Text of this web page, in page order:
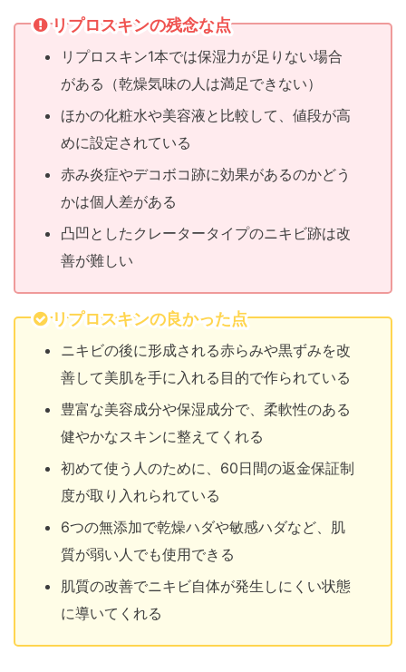
リプロスキンの残念な点
リプロスキン1本では保湿力が足りない場合
がある（乾燥気味の人は満足できない）
ほかの化粧水や美容液と比較して、値段が高
めに設定されている
赤み炎症やデコボコ跡に効果があるのかどう
かは個人差がある
凸凹としたクレータータイプのニキビ跡は改
善が難しい
リプロスキンの良かった点
ニキビの後に形成される赤らみや黒ずみを改
善して美肌を手に入れる目的で作られている
豊富な美容成分や保湿成分で、柔軟性のある
健やかなスキンに整えてくれる
初めて使う人のために、60日間の返金保証制
度が取り入れられている
6つの無添加で乾燥ハダや敏感ハダなど、肌
質が弱い人でも使用できる
肌質の改善でニキビ自体が発生しにくい状態
に導いてくれる